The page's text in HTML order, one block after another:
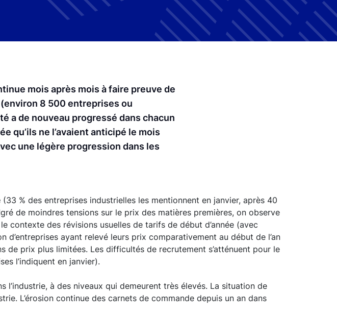
mois après mois à faire preuve de
8 500 entreprises ou
a de nouveau progressé dans chacun
qu’ils ne l’avaient anticipé le mois
une légère progression dans les
% des entreprises industrielles les mentionnent en janvier, après 40
de moindres tensions sur le prix des matières premières, on observe
contexte des révisions usuelles de tarifs de début d’année (avec
ayant relevé leurs prix comparativement au début de l’an
prix plus limitées. Les difficultés de recrutement s’atténuent pour le
l’indiquent en janvier).
à des niveaux qui demeurent très élevés. La situation de
L’érosion continue des carnets de commande depuis un an dans